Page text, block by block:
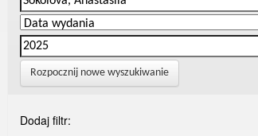
Rozpocznij nowe wyszukiwanie
Dodaj filtr: